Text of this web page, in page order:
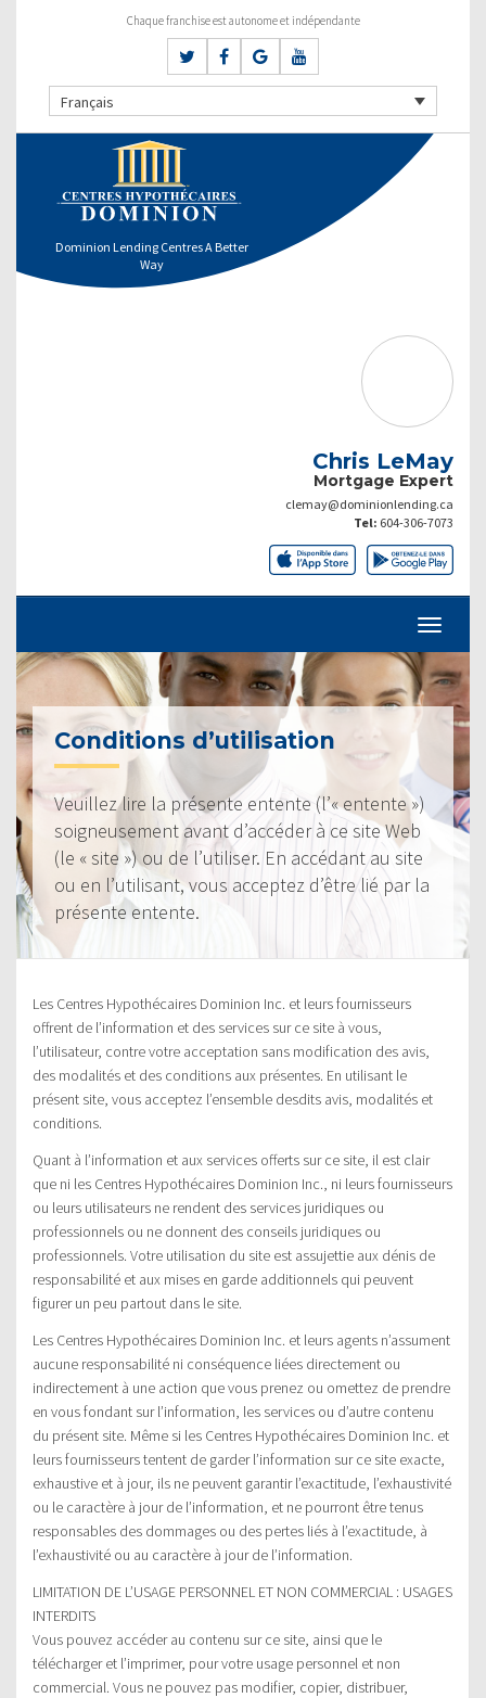
Chaque franchise est autonome et indépendante
Français
Dominion Lending Centres A Better
Way
Chris LeMay
Mortgage Expert
clemay@dominionlending.ca
Tel: 604-306-7073
Conditions d’utilisation
Veuillez lire la présente entente (l’« entente »)
soigneusement avant d’accéder à ce site Web
(le « site ») ou de l’utiliser. En accédant au site
ou en l’utilisant, vous acceptez d’être lié par la
présente entente.
Les Centres Hypothécaires Dominion Inc. et leurs fournisseurs
offrent de l’information et des services sur ce site à vous,
l’utilisateur, contre votre acceptation sans modification des avis,
des modalités et des conditions aux présentes. En utilisant le
présent site, vous acceptez l’ensemble desdits avis, modalités et
conditions.
Quant à l’information et aux services offerts sur ce site, il est clair
que ni les Centres Hypothécaires Dominion Inc., ni leurs fournisseurs
ou leurs utilisateurs ne rendent des services juridiques ou
professionnels ou ne donnent des conseils juridiques ou
professionnels. Votre utilisation du site est assujettie aux dénis de
responsabilité et aux mises en garde additionnels qui peuvent
figurer un peu partout dans le site.
Les Centres Hypothécaires Dominion Inc. et leurs agents n’assument
aucune responsabilité ni conséquence liées directement ou
indirectement à une action que vous prenez ou omettez de prendre
en vous fondant sur l’information, les services ou d’autre contenu
du présent site. Même si les Centres Hypothécaires Dominion Inc. et
leurs fournisseurs tentent de garder l’information sur ce site exacte,
exhaustive et à jour, ils ne peuvent garantir l’exactitude, l’exhaustivité
ou le caractère à jour de l’information, et ne pourront être tenus
responsables des dommages ou des pertes liés à l’exactitude, à
l’exhaustivité ou au caractère à jour de l’information.
LIMITATION DE L’USAGE PERSONNEL ET NON COMMERCIAL : USAGES
INTERDITS
Vous pouvez accéder au contenu sur ce site, ainsi que le
télécharger et l’imprimer, pour votre usage personnel et non
commercial. Vous ne pouvez pas modifier, copier, distribuer,